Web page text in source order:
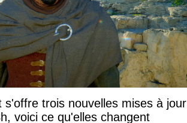
s'offre trois nouvelles mises à jour
voici ce qu'elles changent